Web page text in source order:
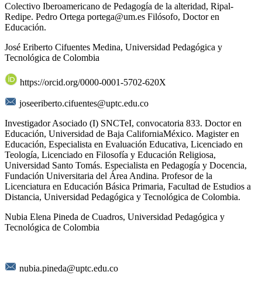
Colectivo Iberoamericano de Pedagogía de la alteridad, Ripal-
Redipe. Pedro Ortega portega@um.es Filósofo, Doctor en
Educación.
José Eriberto Cifuentes Medina, Universidad Pedagógica y
Tecnológica de Colombia
https://orcid.org/0000-0001-5702-620X
joseeriberto.cifuentes@uptc.edu.co
Investigador Asociado (I) SNCTeI, convocatoria 833. Doctor en
Educación, Universidad de Baja CaliforniaMéxico. Magister en
Educación, Especialista en Evaluación Educativa, Licenciado en
Teología, Licenciado en Filosofía y Educación Religiosa,
Universidad Santo Tomás. Especialista en Pedagogía y Docencia,
Fundación Universitaria del Área Andina. Profesor de la
Licenciatura en Educación Básica Primaria, Facultad de Estudios a
Distancia, Universidad Pedagógica y Tecnológica de Colombia.
Nubia Elena Pineda de Cuadros, Universidad Pedagógica y
Tecnológica de Colombia
nubia.pineda@uptc.edu.co